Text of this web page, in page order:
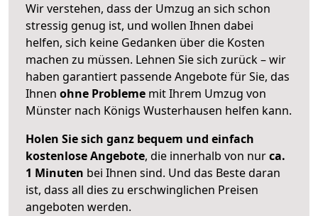
Wir verstehen, dass der Umzug an sich schon
stressig genug ist, und wollen Ihnen dabei
helfen, sich keine Gedanken über die Kosten
machen zu müssen. Lehnen Sie sich zurück – wir
haben garantiert passende Angebote für Sie, das
Ihnen ohne Probleme mit Ihrem Umzug von
Münster nach Königs Wusterhausen helfen kann.
Holen Sie sich ganz bequem und einfach
kostenlose Angebote, die innerhalb von nurca.
1 Minuten bei Ihnen sind. Und das Beste daran
ist, dass all dies zu erschwinglichen Preisen
angeboten werden.